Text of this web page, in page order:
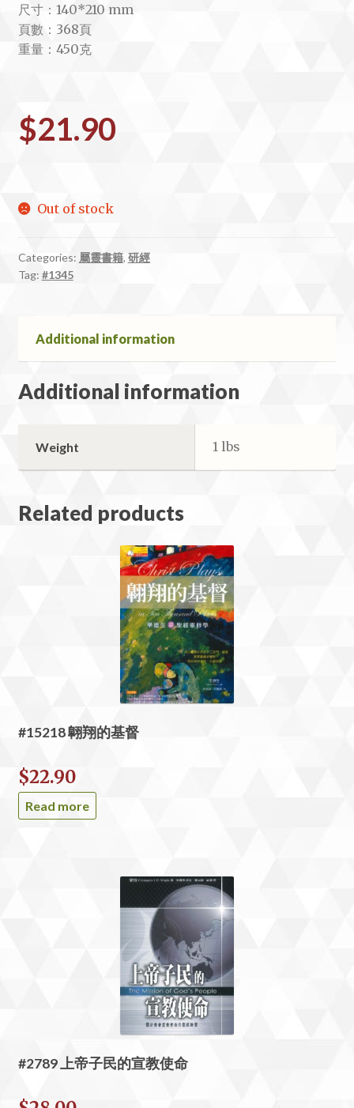
尺寸：140*210 mm
頁數：368頁
重量：450克
$21.90
Out of stock
Categories: 屬靈書籍, 研經
Tag: #1345
Additional information
Additional information
Weight 1 lbs
Related products
#15218 翺翔的基督
$22.90
Read more
#2789 上帝子民的宣教使命